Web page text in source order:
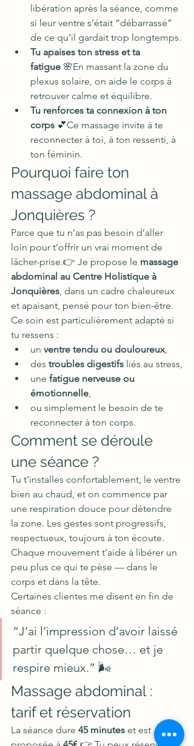
libération après la séance, comme
si leur ventre s’était “débarrassé”
de ce qu’il gardait trop longtemps.
Tu apaises ton stress et ta
fatigue 🌸En massant la zone du
plexus solaire, on aide le corps à
retrouver calme et équilibre.
Tu renforces ta connexion à ton
corps 💕Ce massage invite à te
reconnecter à toi, à ton ressenti, à
ton féminin.
Pourquoi faire ton
massage abdominal à
Jonquières ?
Parce que tu n’as pas besoin d’aller
loin pour t’offrir un vrai moment de
lâcher-prise.👉 Je propose le massage
abdominal au Centre Holistique à
Jonquières, dans un cadre chaleureux
et apaisant, pensé pour ton bien-être.
Ce soin est particulièrement adapté si
tu ressens :
un ventre tendu ou douloureux,
des troubles digestifs liés au stress,
une fatigue nerveuse ou
émotionnelle,
ou simplement le besoin de te
reconnecter à ton corps.
Comment se déroule
une séance ?
Tu t’installes confortablement, le ventre
bien au chaud, et on commence par
une respiration douce pour détendre
la zone. Les gestes sont progressifs,
respectueux, toujours à ton écoute.
Chaque mouvement t’aide à libérer un
peu plus ce qui te pèse — dans le
corps et dans la tête.
Certaines clientes me disent en fin de
séance :
“J’ai l’impression d’avoir laissé
partir quelque chose… et je
respire mieux.” 🌬️
Massage abdominal :
tarif et réservation
La séance dure 45 minutes et est